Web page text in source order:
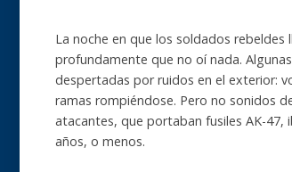
La noche en que los soldados
profundamente que no oí nada.
despertadas por ruidos en el exterior:
ramas rompiéndose. Pero no sonidos
atacantes, que portaban fusiles AK-47,
años, o menos.